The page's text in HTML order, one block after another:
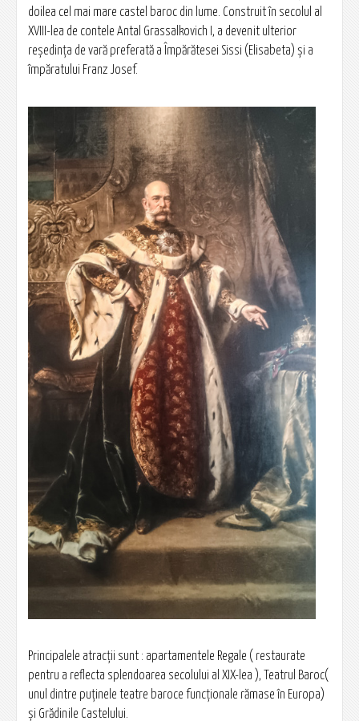
doilea cel mai mare castel baroc din lume. Construit în secolul al
XVIII-lea de contele Antal Grassalkovich I, a devenit ulterior
reședința de vară preferată a Împărătesei Sissi (Elisabeta) și a
împăratului Franz Josef.
Principalele atracții sunt : apartamentele Regale ( restaurate
pentru a reflecta splendoarea secolului al XIX-lea ), Teatrul Baroc(
unul dintre puținele teatre baroce funcționale rămase în Europa)
și Grădinile Castelului.